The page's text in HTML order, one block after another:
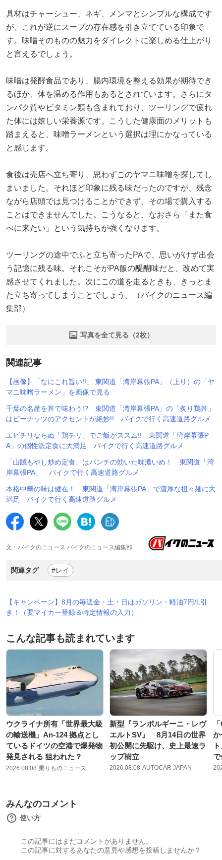
具材はチャーシュー、ネギ、メンマとシンプルな構成です
が、これが逆にスープの存在感を引き立てている印象で
す。味噌そのものの魅力をダイレクトに楽しめる仕上がり
と言えるでしょう。
味噌は発酵食品であり、腸内環境を整える効果が期待でき
るほか、体を温める作用もあるとされています。さらにタ
ンパク質やビタミン類も含まれており、ツーリングで疲れ
た体には嬉しい栄養源です。こうした健康面のメリットも
踏まえると、味噌ラーメンという選択は理にかなっている
と感じます。
食後は売店へ立ち寄り、思わずこのヤマニ味噌を探してし
まいました。それほど印象に残る味だったのですが、残念
ながら店頭では見つけることができず、その場で購入する
ことはできませんでした。こうなると、なおさら「また食
べに来たい」という気持ちが強くなります。
ツーリングの途中でふと立ち寄ったPAで、思いがけず出会
う記憶に残る味。それこそがPA飯の醍醐味だと、改めて実
感させてくれました。次にこの道を走るときも、きっとま
た立ち寄ってしまうことでしょう。（バイクのニュース編
集部）
写真を全て見る（2枚）
関連記事
【画像】「なにこれ旨い!!」 東関道「湾岸幕張PA」（上り）の「ヤ
マニ味噌ラーメン」を画像で見る
千葉の名産を丼で味わう!? 東関道「湾岸幕張PA」の「炙り鶏丼」
はピーナッツのアクセントが絶妙!! バイクで行く高速道路グルメ
エビチリならぬ「鶏チリ」でご飯がススム!! 東関道「湾岸幕張P
A」の個性派定食に大満足 バイクで行く高速道路グルメ
「山賊もやし炒め定食」はパンチの効いた味濃いめ！ 東関道「湾
岸幕張PA」 バイクで行く高速道路グルメ
本格中華の味は健在！ 東関道「湾岸幕張PA」で濃厚な担々麺に大
満足 バイクで行く高速道路グルメ
文：バイクのニュース バイクのニュース編集部
関連タグ #レイ
【キャンペーン】8月の毎週金・土・日はガソリン・軽油7円/L引
き！（要マイカー登録＆特定情報の入力）
こんな記事も読まれています
ウクライナ所有「世界最大級
の輸送機」An-124 拠点とし
ているドイツの空港で爆発物
発見される 狙われた？
2026.08.08 乗りものニュース
新型『ランボルギーニ・レヴ
エルトSV』 8月14日の世界
初公開に先駆け、史上最速ラ
ップ樹立
2026.08.08 AUTOCAR JAPAN
か
で
みんなのコメント
使い方
この記事にはまだコメントがありません。
この記事に対するあなたの意見や感想を投稿しませんか？